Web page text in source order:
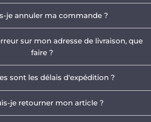
je annuler ma commande ?
qui suit votre achat.
sur mon adresse de livraison, que
faire ?
achat. Si l'adresse indiquée pour la
une erreur, contactez-nous
email àcontact@mikizi.com
l'adresse correcte.
sont les délais d'expédition ?
end et jours fériés) et les délais de
à 12 jours ouvrés en France, et jusqu'à
je retourner mon article ?